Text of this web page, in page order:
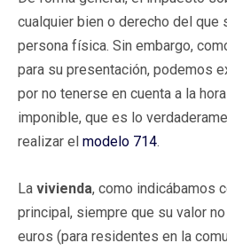
cualquier bien o derecho del que
persona física. Sin embargo,
para su presentación, podemos
por no tenerse en cuenta a la
imponible, que es lo
realizar el modelo 714.
La vivienda, como indicábamos
principal, siempre que su valor
euros (para residentes en la